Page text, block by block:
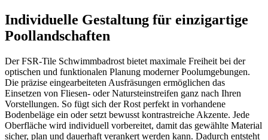
Individuelle Gestaltung für einzigartige
Poollandschaften
Der FSR-Tile Schwimmbadrost bietet maximale Freiheit bei der
optischen und funktionalen Planung moderner Poolumgebungen.
Die präzise eingearbeiteten Ausfräsungen ermöglichen das
Einsetzen von Fliesen- oder Natursteinstreifen ganz nach Ihren
Vorstellungen. So fügt sich der Rost perfekt in vorhandene
Bodenbeläge ein oder setzt bewusst kontrastreiche Akzente. Jede
Oberfläche wird individuell vorbereitet, damit das gewählte Material
sicher, plan und dauerhaft verankert werden kann. Dadurch entsteht